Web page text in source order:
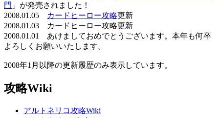
門 」が発売されました！
2008.01.05
カードヒーロー攻略更新
2008.01.03 カードヒーロー攻略更新
2008.01.01 あけましておめでとうございます。本年も何卒
よろしくお願いいたします。
2008年1月以降の更新履歴のみ表示しています。
攻略Wiki
アルトネリコ攻略Wiki